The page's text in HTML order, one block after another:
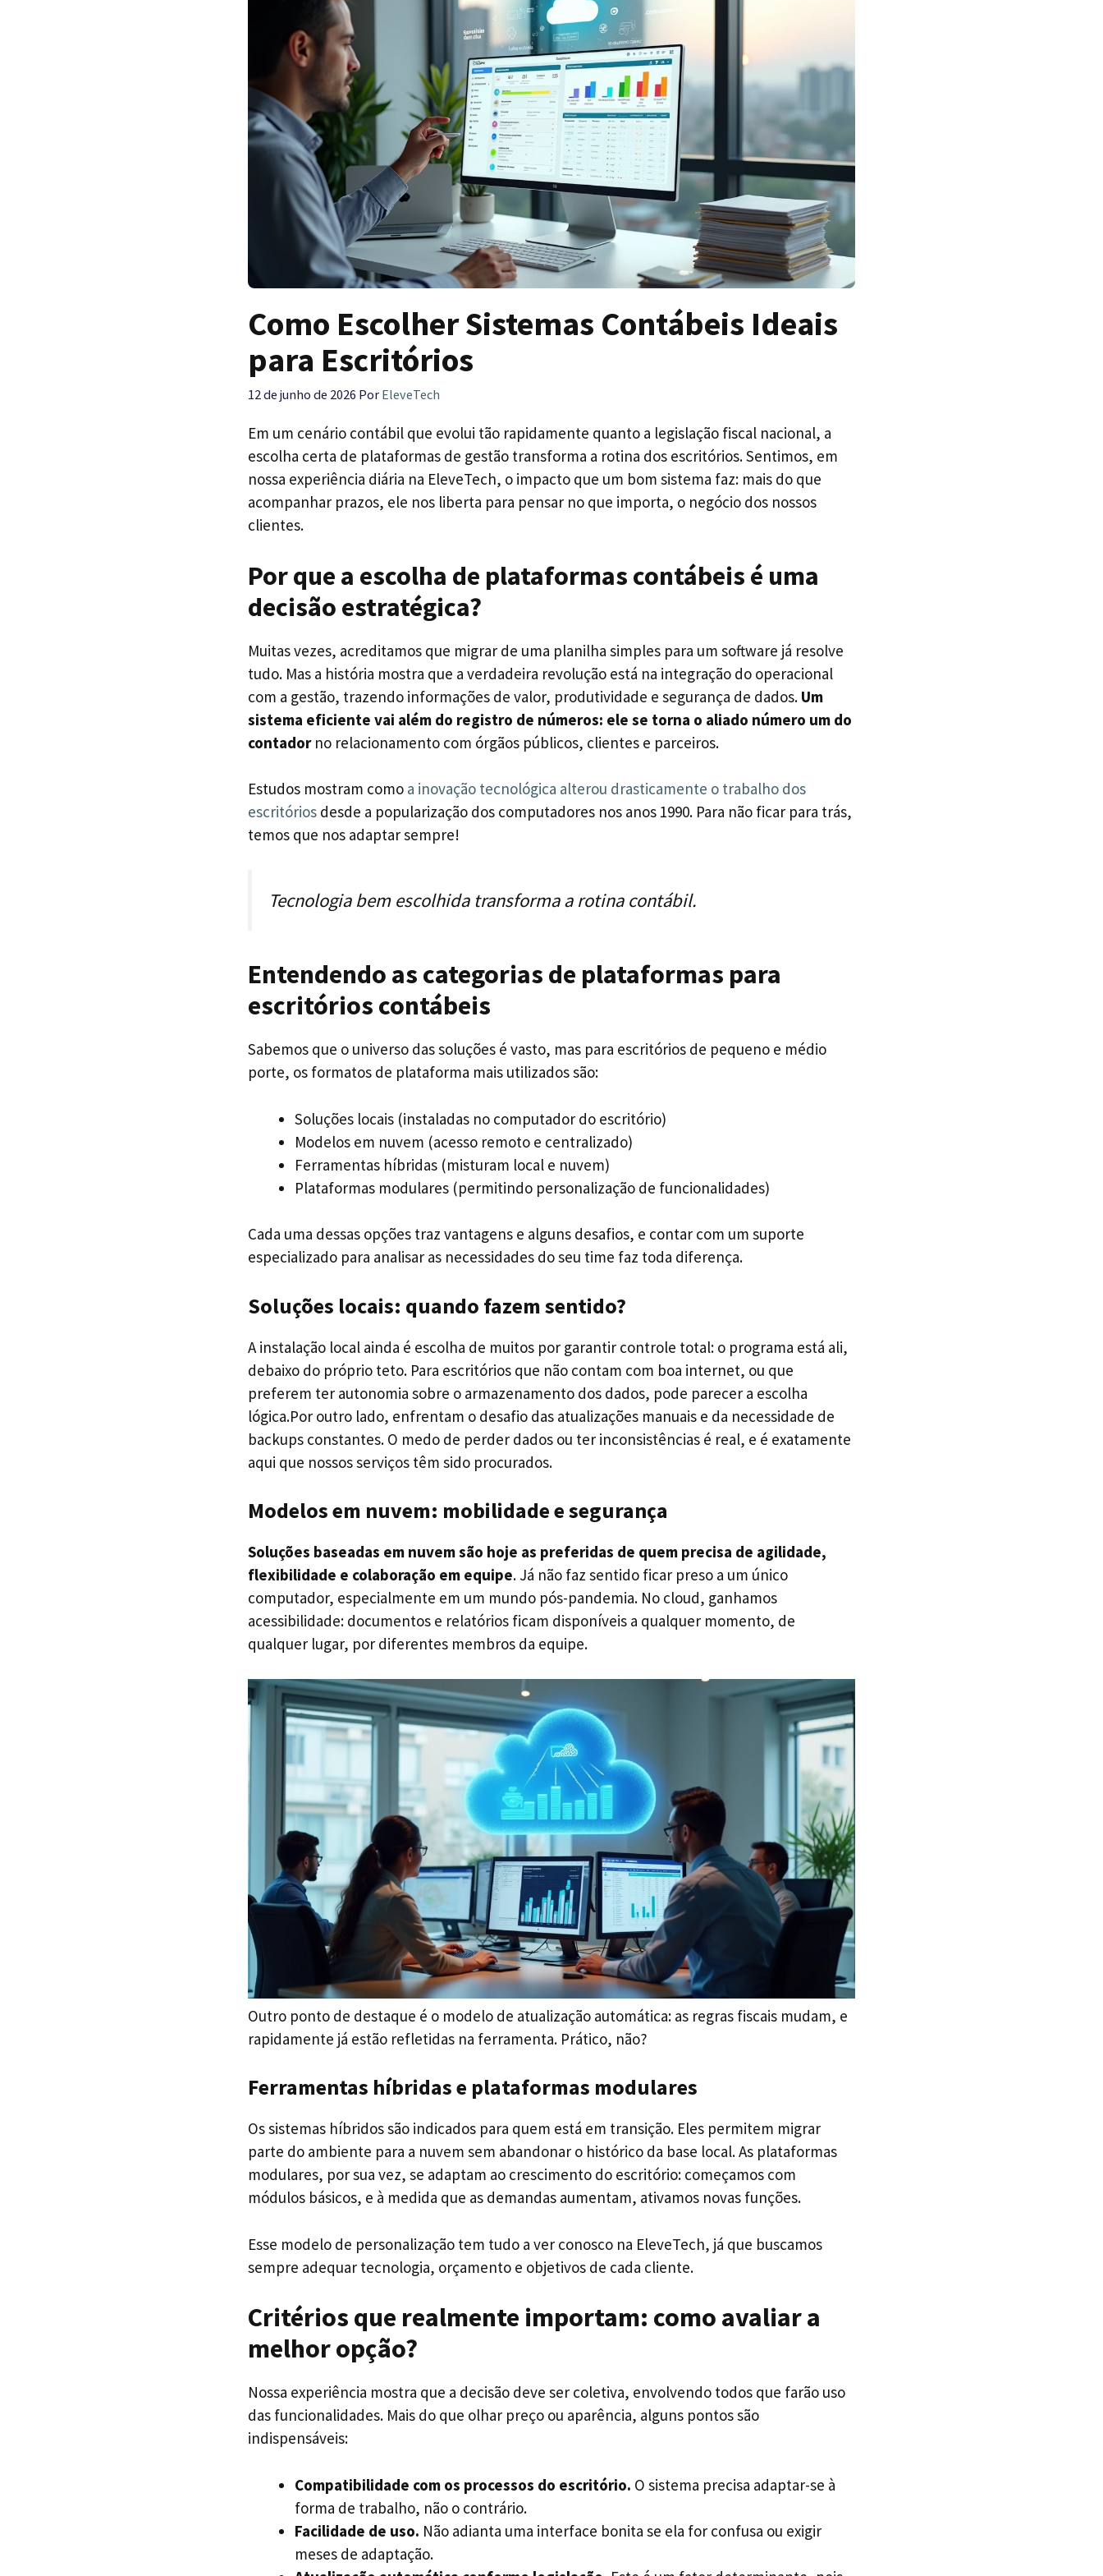
Como Escolher Sistemas Contábeis Ideais
para Escritórios
12 de junho de 2026 Por EleveTech
Em um cenário contábil que evolui tão rapidamente quanto a legislação fiscal nacional, a
escolha certa de plataformas de gestão transforma a rotina dos escritórios. Sentimos, em
nossa experiência diária na EleveTech, o impacto que um bom sistema faz: mais do que
acompanhar prazos, ele nos liberta para pensar no que importa, o negócio dos nossos
clientes.
Por que a escolha de plataformas contábeis é uma
decisão estratégica?
Muitas vezes, acreditamos que migrar de uma planilha simples para um software já resolve
tudo. Mas a história mostra que a verdadeira revolução está na integração do operacional
com a gestão, trazendo informações de valor, produtividade e segurança de dados. Um
sistema eficiente vai além do registro de números: ele se torna o aliado número um do
contadorno relacionamento com órgãos públicos, clientes e parceiros.
Estudos mostram como a inovação tecnológica alterou drasticamente o trabalho dos
escritórios desde a popularização dos computadores nos anos 1990. Para não ficar para trás,
temos que nos adaptar sempre!
Tecnologia bem escolhida transforma a rotina contábil.
Entendendo as categorias de plataformas para
escritórios contábeis
Sabemos que o universo das soluções é vasto, mas para escritórios de pequeno e médio
porte, os formatos de plataforma mais utilizados são:
Soluções locais (instaladas no computador do escritório)
Modelos em nuvem (acesso remoto e centralizado)
Ferramentas híbridas (misturam local e nuvem)
Plataformas modulares (permitindo personalização de funcionalidades)
Cada uma dessas opções traz vantagens e alguns desafios, e contar com um suporte
especializado para analisar as necessidades do seu time faz toda diferença.
Soluções locais: quando fazem sentido?
A instalação local ainda é escolha de muitos por garantir controle total: o programa está ali,
debaixo do próprio teto. Para escritórios que não contam com boa internet, ou que
preferem ter autonomia sobre o armazenamento dos dados, pode parecer a escolha
lógica.Por outro lado, enfrentam o desafio das atualizações manuais e da necessidade de
backups constantes. O medo de perder dados ou ter inconsistências é real, e é exatamente
aqui que nossos serviços têm sido procurados.
Modelos em nuvem: mobilidade e segurança
Soluções baseadas em nuvem são hoje as preferidas de quem precisa de agilidade,
flexibilidade e colaboração em equipe. Já não faz sentido ficar preso a um único
computador, especialmente em um mundo pós-pandemia. No cloud, ganhamos
acessibilidade: documentos e relatórios ficam disponíveis a qualquer momento, de
qualquer lugar, por diferentes membros da equipe.
Outro ponto de destaque é o modelo de atualização automática: as regras fiscais mudam, e
rapidamente já estão refletidas na ferramenta. Prático, não?
Ferramentas híbridas e plataformas modulares
Os sistemas híbridos são indicados para quem está em transição. Eles permitem migrar
parte do ambiente para a nuvem sem abandonar o histórico da base local. As plataformas
modulares, por sua vez, se adaptam ao crescimento do escritório: começamos com
módulos básicos, e à medida que as demandas aumentam, ativamos novas funções.
Esse modelo de personalização tem tudo a ver conosco na EleveTech, já que buscamos
sempre adequar tecnologia, orçamento e objetivos de cada cliente.
Critérios que realmente importam: como avaliar a
melhor opção?
Nossa experiência mostra que a decisão deve ser coletiva, envolvendo todos que farão uso
das funcionalidades. Mais do que olhar preço ou aparência, alguns pontos são
indispensáveis:
Compatibilidade com os processos do escritório. O sistema precisa adaptar-se à
forma de trabalho, não o contrário.
Facilidade de uso. Não adianta uma interface bonita se ela for confusa ou exigir
meses de adaptação.